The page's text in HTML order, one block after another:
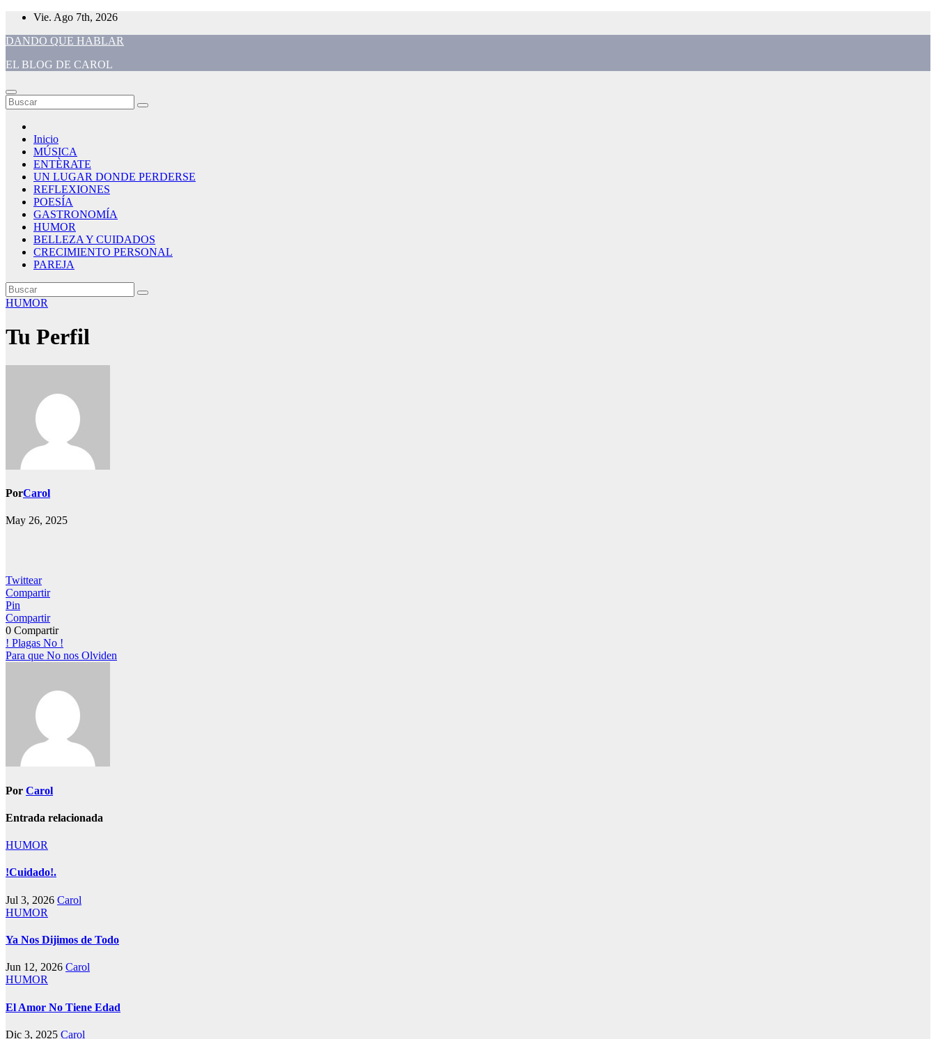
Saltar
contenido
Vie. Ago 7th, 2026
DANDO QUE HABLAR
EL BLOG DE CAROL
Inicio
MÚSICA
ENTÈRATE
UN LUGAR DONDE PERDERSE
REFLEXIONES
POESÍA
GASTRONOMÍA
HUMOR
BELLEZA Y CUIDADOS
CRECIMIENTO PERSONAL
PAREJA
HUMOR
Tu Perfil
PorCarol
May 26, 2025
Twittear
Compartir
Pin
Compartir
0 Compartir
Navegación
de
! Plagas No !
Para que No nos Olviden
Por Carol
Entrada relacionada
HUMOR
!Cuidado!.
Jul 3, 2026 Carol
HUMOR
Ya Nos Dijimos de Todo
Jun 12, 2026 Carol
HUMOR
El Amor No Tiene Edad
Dic 3, 2025 Carol